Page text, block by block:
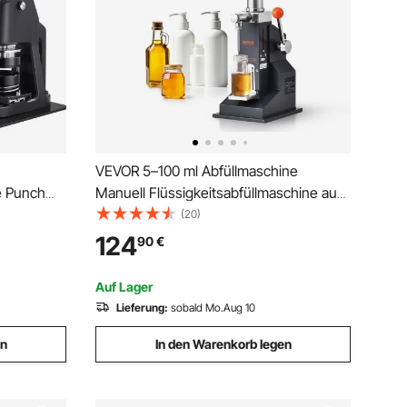
Punch
mit 300
VEVOR 5–100 ml Abfüllmaschine
Manuell Flüssigkeitsabfüllmaschine aus
lebensmittelechtem Edelstahl 304
Silikon PTFE Filling Machine Inkl. zwei
Düsen 4 mm / 8 mm ideal zum Abfüllen
von Honig Öl Essenz
(20)
12490€
Auf Lager
Lieferung: sobald Mo.Aug 10
In den Warenkorb legen